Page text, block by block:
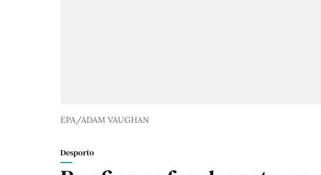
EPA/ADAM VAUGHAN
Desporto